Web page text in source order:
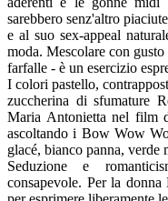
sarebbero senz'altro
e al suo sex-appeal
moda. Mescolare con
farfalle - è un esercizio
I colori pastello,
zuccherina di sfumature
Maria Antonietta nel film
ascoltando i Bow Wow
glacé, bianco panna, verde
Seduzione e
consapevole. Per la